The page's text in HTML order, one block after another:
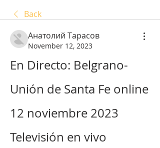
Back
Анатолий Тарасов
November 12, 2023
En Directo: Belgrano-
Unión de Santa Fe online
12 noviembre 2023
Televisión en vivo